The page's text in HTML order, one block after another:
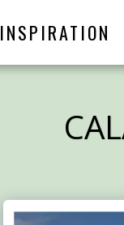
INSPIRATION